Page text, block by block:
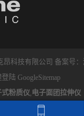
昂科技有限公司 备案号：
登陆 GoogleSitemap
式粉质仪,电子面团拉伸仪